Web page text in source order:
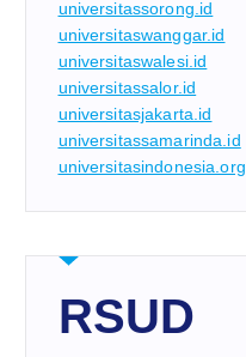
universitassorong.id
universitaswanggar.id
universitaswalesi.id
universitassalor.id
universitasjakarta.id
universitassamarinda.id
universitasindonesia.org
RSUD